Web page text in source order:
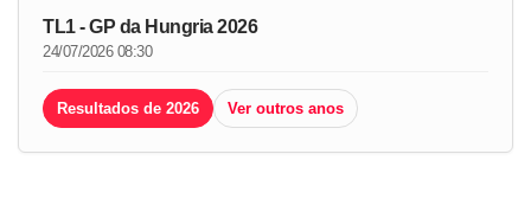
TL1 - GP da Hungria 2026
24/07/2026 08:30
Resultados de 2026 Ver outros anos